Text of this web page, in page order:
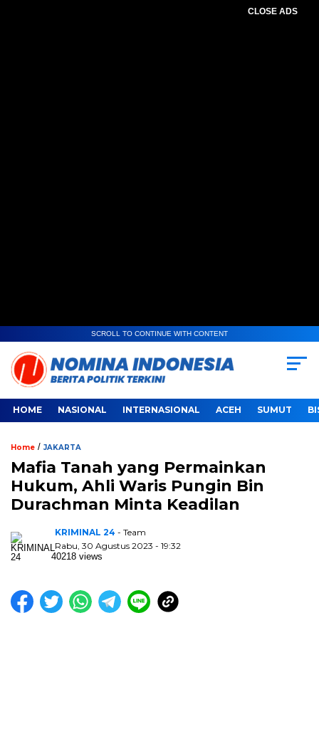
CLOSE ADS
SCROLL TO CONTINUE WITH CONTENT
HOME NASIONAL INTERNASIONAL ACEH SUMUT
Home / JAKARTA
Mafia Tanah yang Permainkan
Hukum, Ahli Waris Pungin Bin
Durachman Minta Keadilan
KRIMINAL 24 - Team
Rabu, 30 Agustus 2023 - 19:32
40218 views